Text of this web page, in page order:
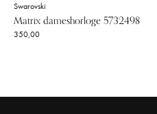
Swarovski
Matrix dameshorloge 5732498
350,00